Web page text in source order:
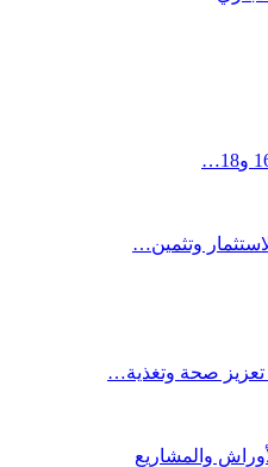
وتثمين…
تعزيز صحة وتغذية…
والمشاريع